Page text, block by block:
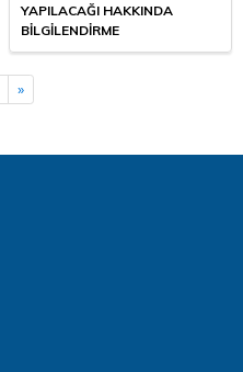
YAPILACAĞI HAKKINDA
BİLGİLENDİRME
»